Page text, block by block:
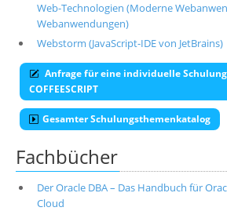
Web-Technologien (Moderne
Webanwendungen)
Webstorm (JavaScript-IDE von JetBrains)
Anfrage für eine individuelle
COFFEESCRIPT
Gesamter Schulungsthemenkatalog
Fachbücher
Der Oracle DBA – Das Handbuch für
Cloud